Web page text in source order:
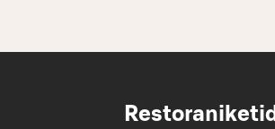
Restoraniketid